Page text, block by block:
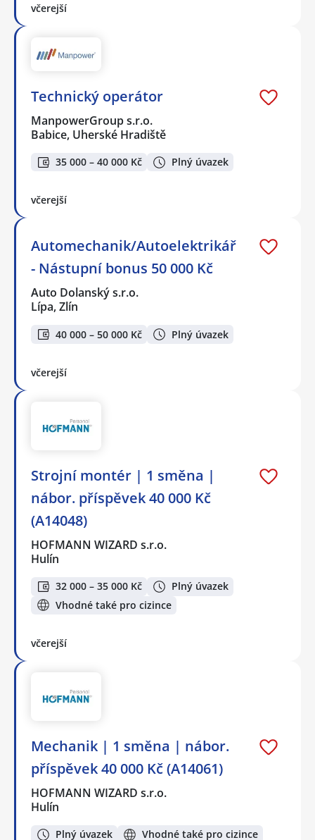
včerejší
Technický operátor
ManpowerGroup s.r.o.
Babice, Uherské Hradiště
35 000 – 40 000 Kč Plný úvazek
včerejší
Automechanik/Autoelektrikář
- Nástupní bonus 50 000 Kč
Auto Dolanský s.r.o.
Lípa, Zlín
40 000 – 50 000 Kč Plný úvazek
včerejší
‍Strojní montér️ | 1 směna |
nábor. příspěvek 40 000 Kč
(A14048)
HOFMANN WIZARD s.r.o.
Hulín
32 000 – 35 000 Kč
Plný úvazek
Vhodné také pro cizince
včerejší
Mechanik️ | 1 směna | nábor.
příspěvek 40 000 Kč (A14061)
HOFMANN WIZARD s.r.o.
Hulín
Plný úvazek Vhodné také pro cizince